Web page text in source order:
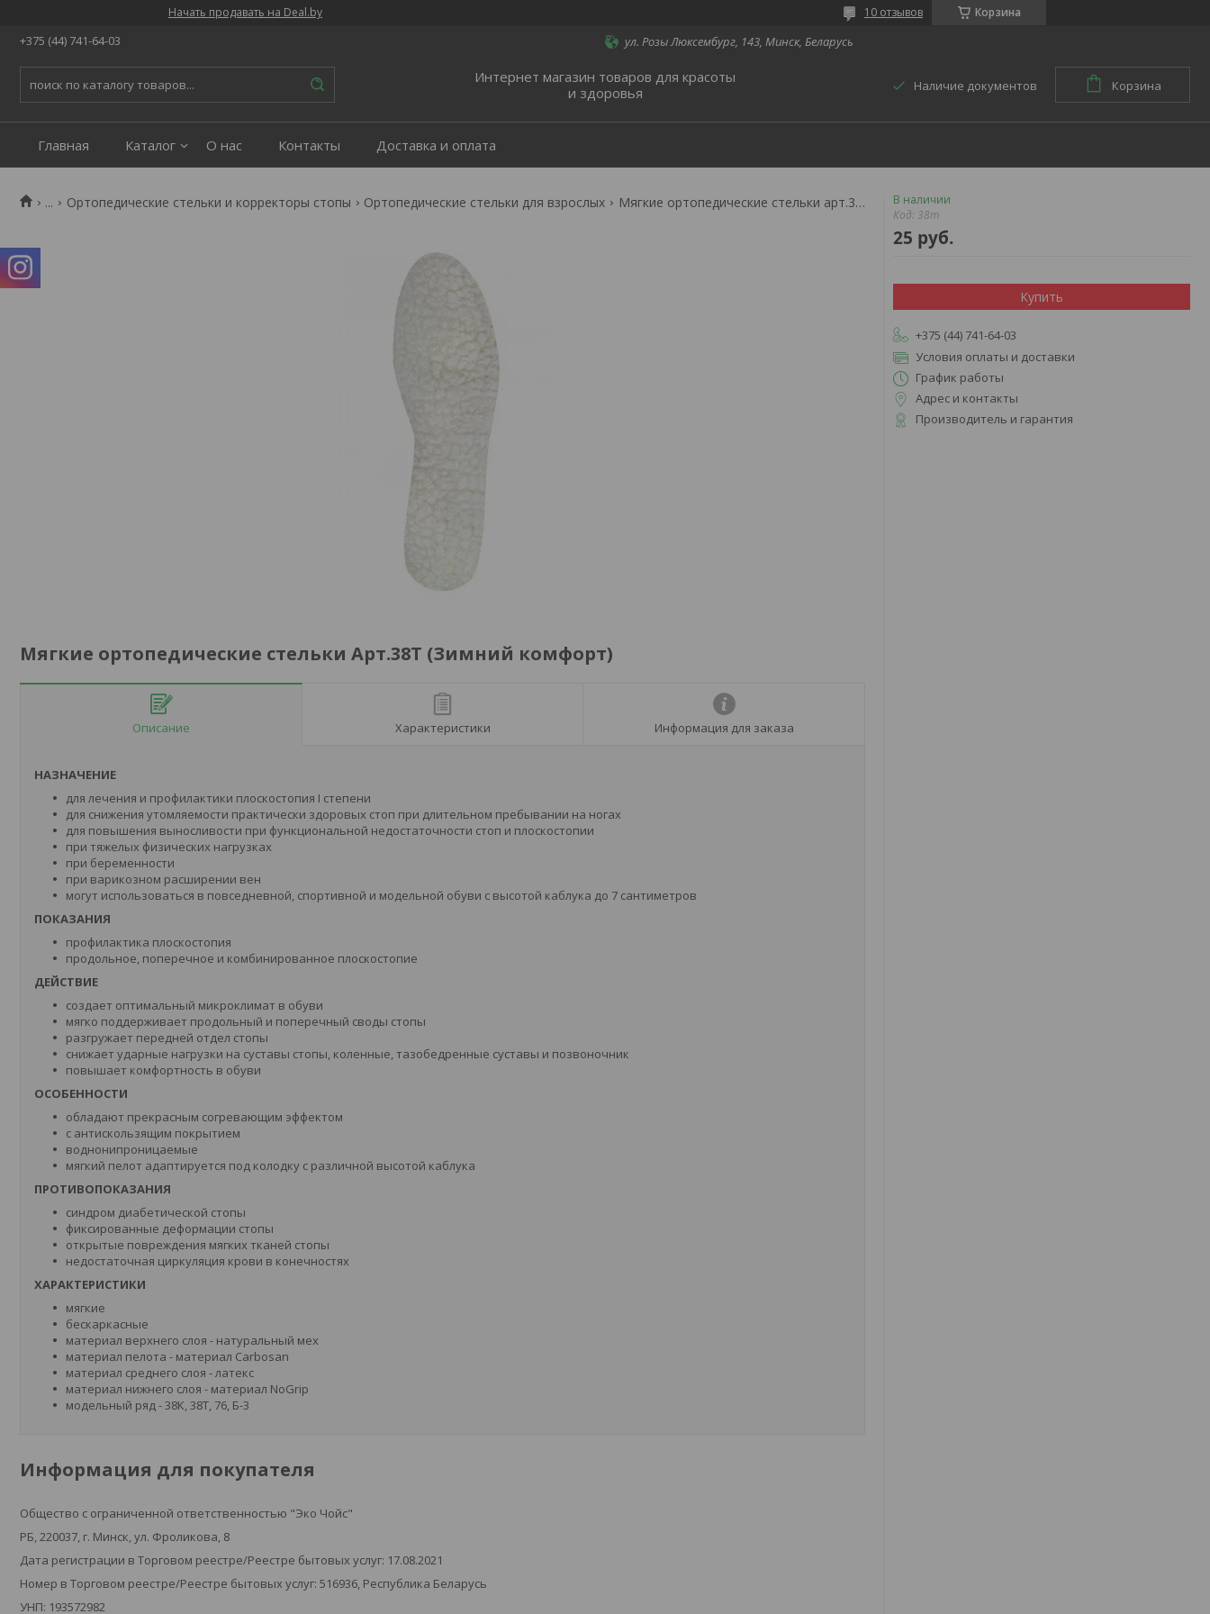
Начать продавать на Deal.by Корзина
10 отзывов
+375 (44) 741-64-03 ул. Розы Люксембург, 143, Минск, Беларусь
Интернет магазин товаров для красоты
и здоровья
Наличие документов Корзина
Главная Каталог О нас Контакты Доставка и оплата
... Ортопедические стельки и корректоры стопы Ортопедические стельки для взрослых Мягкие ортопедические стельки арт.38т (зимний комфорт)
Мягкие ортопедические стельки Арт.38Т (Зимний комфорт)
Описание Характеристики Информация для заказа
НАЗНАЧЕНИЕ
для лечения и профилактики плоскостопия I степени
для снижения утомляемости практически здоровых стоп при длительном пребывании на ногах
для повышения выносливости при функциональной недостаточности стоп и плоскостопии
при тяжелых физических нагрузках
при беременности
при варикозном расширении вен
могут использоваться в повседневной, спортивной и модельной обуви с высотой каблука до 7 сантиметров
ПОКАЗАНИЯ
профилактика плоскостопия
продольное, поперечное и комбинированное плоскостопие
ДЕЙСТВИЕ
создает оптимальный микроклимат в обуви
мягко поддерживает продольный и поперечный своды стопы
разгружает передней отдел стопы
снижает ударные нагрузки на суставы стопы, коленные, тазобедренные суставы и позвоночник
повышает комфортность в обуви
ОСОБЕННОСТИ
обладают прекрасным согревающим эффектом
с антискользящим покрытием
воднонипроницаемые
мягкий пелот адаптируется под колодку с различной высотой каблука
ПРОТИВОПОКАЗАНИЯ
синдром диабетической стопы
фиксированные деформации стопы
открытые повреждения мягких тканей стопы
недостаточная циркуляция крови в конечностях
ХАРАКТЕРИСТИКИ
мягкие
бескаркасные
материал верхнего слоя - натуральный мех
материал пелота - материал Carbosan
материал среднего слоя - латекс
материал нижнего слоя - материал NoGrip
модельный ряд - 38К, 38Т, 76, Б-3
Информация для покупателя
Общество с ограниченной ответственностью "Эко Чойс"
РБ, 220037, г. Минск, ул. Фроликова, 8
Дата регистрации в Торговом реестре/Реестре бытовых услуг: 17.08.2021
Номер в Торговом реестре/Реестре бытовых услуг: 516936, Республика Беларусь
УНП: 193572982
В наличии
Код: 38т
25 руб.
Купить
+375 (44) 741-64-03
Условия оплаты и доставки
График работы
Адрес и контакты
Производитель и гарантия